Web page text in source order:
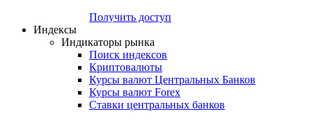
Получить доступ
Индексы
Индикаторы рынка
Поиск индексов
Криптовалюты
Курсы валют Центральных Банков
Курсы валют Forex
Ставки центральных банков